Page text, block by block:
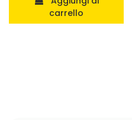
carrello